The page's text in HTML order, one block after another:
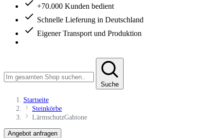
+70.000 Kunden bedient
Schnelle Lieferung in Deutschland
Eigener Transport und Produktion
Suche
Startseite
Steinkörbe
LärmschutzGabione
Angebot anfragen